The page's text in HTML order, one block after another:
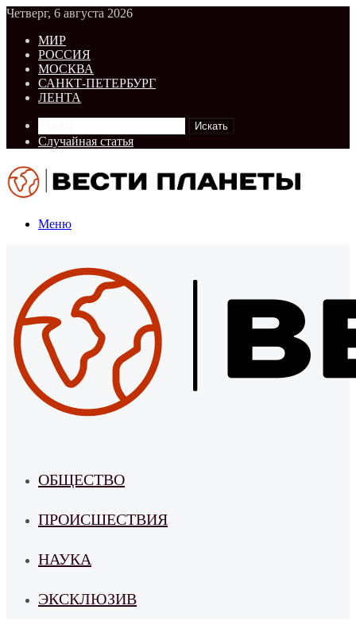
Четверг, 6 августа 2026
МИР
РОССИЯ
МОСКВА
САНКТ-ПЕТЕРБУРГ
ЛЕНТА
Искать
Случайная статья
Меню
ОБЩЕСТВО
ПРОИСШЕСТВИЯ
НАУКА
ЭКСКЛЮЗИВ